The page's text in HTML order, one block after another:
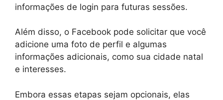
informações de login para futuras sessões.
Além disso, o Facebook pode solicitar que você
adicione uma foto de perfil e algumas
informações adicionais, como sua cidade natal
e interesses.
Embora essas etapas sejam opcionais, elas